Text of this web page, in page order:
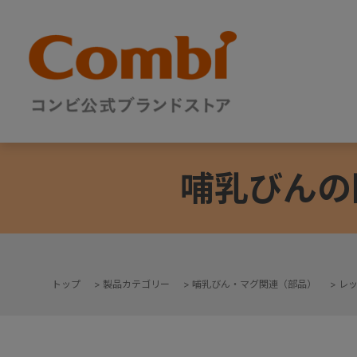
哺乳びん
トップ > 製品カテゴリー > 哺乳びん・マグ関連（部品） > レ